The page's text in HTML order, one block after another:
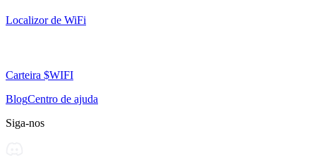
Localizor de WiFi
Carteira $WIFI
BlogCentro de ajuda
Siga-nos